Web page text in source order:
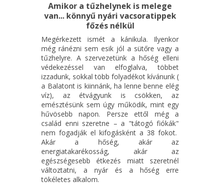
Amikor a tűzhelynek is melege
van... könnyű nyári vacsoratippek
főzés nélkül
Megérkezett ismét a kánikula. Ilyenkor
még ránézni sem esik jól a sütőre vagy a
tűzhelyre. A szervezetünk a hőség elleni
védekezéssel van elfoglalva, többet
izzadunk, sokkal több folyadékot kívánunk (
a Balatont is kiinnánk, ha lenne benne elég
víz), az étvágyunk is csökken, az
emésztésünk sem úgy működik, mint egy
hűvösebb napon. Persze ettől még a
család enni szeretne – a "tátogó fiókák"
nem fogadják el kifogásként a 38 fokot.
Akár a hőség, akár az
energiatakarékosság, akár az
egészségesebb étkezés miatt szeretnél
változtatni, a nyár és a hőség erre
tökéletes alkalom.